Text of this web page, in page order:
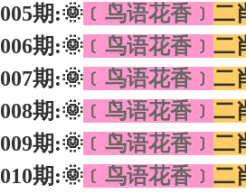
005期:🌞 ﹝鸟语花香﹞ 二
006期:🌞 ﹝鸟语花香﹞ 二
007期:🌞 ﹝鸟语花香﹞ 二
008期:🌞 ﹝鸟语花香﹞ 二
009期:🌞 ﹝鸟语花香﹞ 二
010期:🌞 ﹝鸟语花香﹞ 二